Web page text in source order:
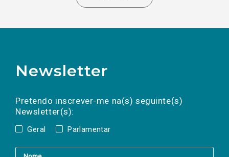
Newsletter
Pretendo inscrever-me na(s) seguinte(s)
Newsletter(s):
Geral Parlamentar
a(s) newsletter(s).
mail